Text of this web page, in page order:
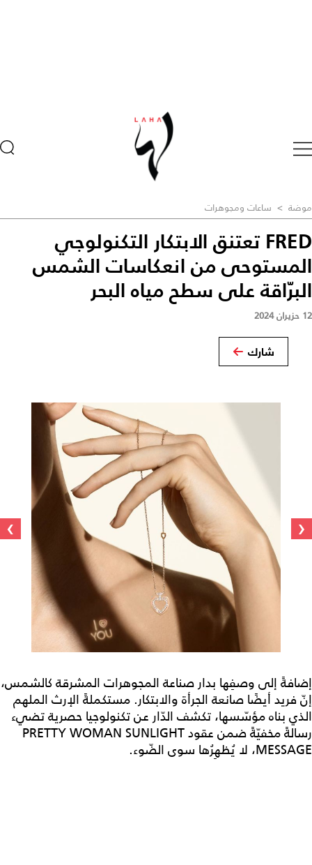
موضة > ساعات ومجوهرات
FRED تعتنق الابتكار التكنولوجي
المستوحى من انعكاسات الشمس
البرّاقة على سطح مياه البحر
12 حزيران 2024
شارك
‹
›
إضافةً إلى وصفِها بدار صناعة المجوهرات المشرقة كالشمس،
إنّ فريد أيضًا صانعة الجرأة والابتكار. مستكملةً الإرث الملهم
الذي بناه مؤسّسها، تكشف الدّار عن تكنولوجيا حصرية تضيء
رسالةً مخفيّةً ضمن عقود PRETTY WOMAN SUNLIGHT
MESSAGE، لا يُظهِرُها سوى الضّوء.